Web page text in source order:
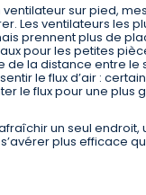
ventilateur sur pied,
Les ventilateurs les
prennent plus de
pour les petites
la distance entre le
le flux d’air :
le flux pour une plus
un seul endroit,
plus efficace